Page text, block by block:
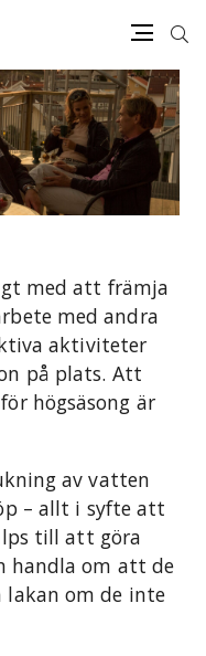
Sök
med att främja
med andra
aktiviteter
på plats. Att
högsäsong är
av vatten
– allt i syfte att
till att göra
handla om att de
om de inte